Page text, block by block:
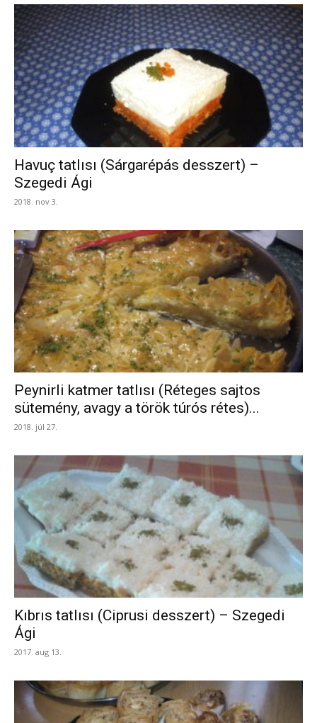
Havuç tatlısı (Sárgarépás desszert) –
Szegedi Ági
2018. nov 3.
Peynirli katmer tatlısı (Réteges sajtos
sütemény, avagy a török túrós rétes)...
2018. júl 27.
Kıbrıs tatlısı (Ciprusi desszert) – Szegedi
Ági
2017. aug 13.